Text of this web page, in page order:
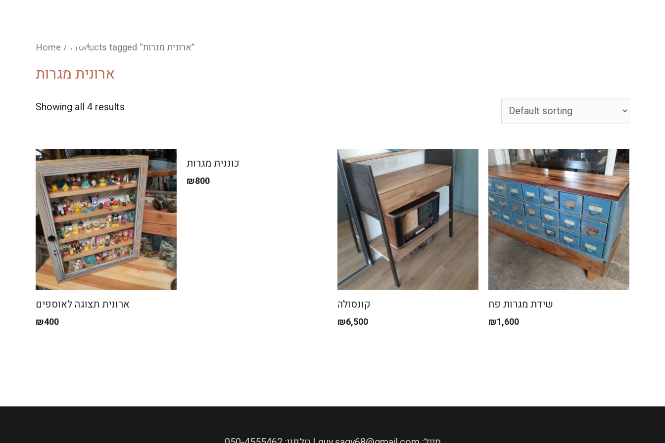
Home / Products tagged “ארונית מגרות”
ארונית מגרות
Showing all 4 results
ארונית תצוגה לאוספים
₪400
כוננית מגרות
₪800
קונסולה
₪6,500
שידת מגרות פח
₪1,600